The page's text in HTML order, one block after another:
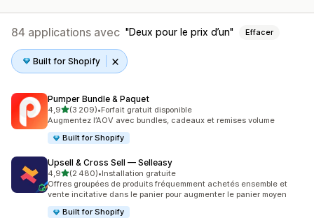
84 applications avec Deux pour le prix d’un Effacer
Built for Shopify
Pumper Bundle & Paquet
4,9étoile(s) sur 5
(3 209)
3209 avis au total
•Forfait gratuit disponible
Augmentez l’AOV avec bundles, cadeaux et remises volume
Built for Shopify
Upsell & Cross Sell — Selleasy
4,9étoile(s) sur 5
(2 480)
2480 avis au total
•Installation gratuite
Offres groupées de produits fréquemment achetés ensemble et
vente incitative dans le panier pour augmenter le panier moyen
Built for Shopify